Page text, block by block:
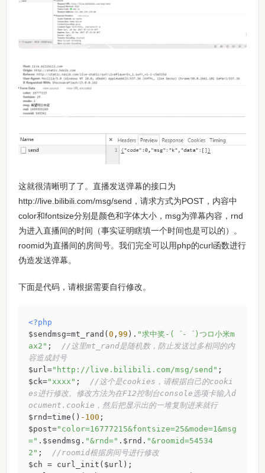
这就很清晰明了了。直播发送弹幕的接口为
http://live.bilibili.com/msg/send，请求方式为POST，内容中
color和fontsize分别是颜色和字体大小，msg为弹幕内容，rnd
为进入直播间的时间（事实证明瞎填一个时间也是可以的）。
roomid为直播间的房间号。我们完全可以用php的curl函数进行
伪造发送弹幕。
下面是代码，请根据需要自行修改。
<?php
$sendmsg=mt_rand( 0 , 99 ). "求中奖-(゜-゜)つロ小米m
ax2" ; //这里mt_rand是随机数，防止发送过多相同的内
容造成封号
$url="http://live.bilibili.com/msg/send" ;
$ck="xxxx" ; //这个是cookies，请根据自己的cooki
es进行修改。修改方法为在F12控制台console选项卡输入d
ocument.cookie，然后把显示出的一堆复制进来就行
$rnd=time() -100 ;
$post="color=16777215&fontsize=25&mode=1&msg
=" .$sendmsg. "&rnd=" .$rnd. "&roomid=54534
2" ; //roomid根据房间号进行修改
$ch = curl_init($url);